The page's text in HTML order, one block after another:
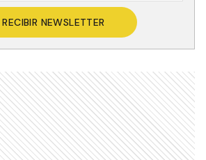
RECIBIR NEWSLETTER